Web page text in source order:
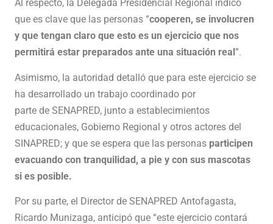
Al respecto, la Delegada Presidencial Regional indicó
que es clave que las personas “cooperen, se involucren
y que tengan claro que esto es un ejercicio que nos
permitirá estar preparados ante una situación real ”.
Asimismo, la autoridad detalló que para este ejercicio se
ha desarrollado un trabajo coordinado por
parte de SENAPRED, junto a establecimientos
educacionales, Gobierno Regional y otros actores del
SINAPRED; y que se espera que las personas participen
evacuando con tranquilidad, a pie y con sus mascotas
si es posible.
Por su parte, el Director de SENAPRED Antofagasta,
Ricardo Munizaga, anticipó que “este ejercicio contará